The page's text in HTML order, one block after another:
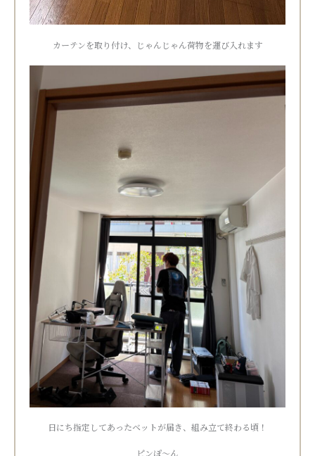
カーテンを取り付け、じゃんじゃん荷物を運び入れます
日にち指定してあったベットが届き、組み立て終わる頃！
ピンぽ〜ん